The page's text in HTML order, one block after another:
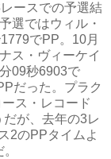
ースでの予選結
選ではウィル・
でPP。10月
ス・ヴィーケイ
09秒6903で
だった。プラク
ス・レコード
が、去年の3レ
2のPPタイムよ